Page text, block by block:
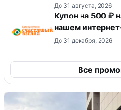
До 31 августа, 2026
Купон на 500 ₽
нашем
До 31 декабря, 2026
Все